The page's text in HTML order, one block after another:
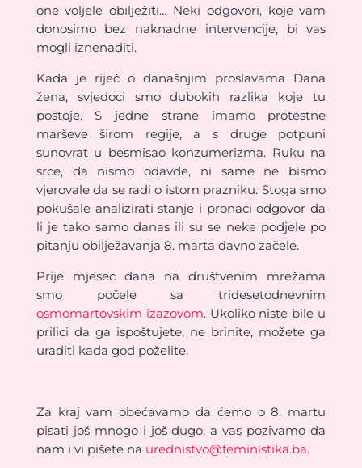
one voljele obilježiti… Neki odgovori, koje vam
donosimo bez naknadne intervencije, bi vas
mogli iznenaditi.
Kada je riječ o današnjim proslavama Dana
žena, svjedoci smo dubokih razlika koje tu
postoje. S jedne strane imamo protestne
marševe širom regije, a s druge potpuni
sunovrat u besmisao konzumerizma. Ruku na
srce, da nismo odavde, ni same ne bismo
vjerovale da se radi o istom prazniku. Stoga smo
pokušale analizirati stanje i pronaći odgovor da
li je tako samo danas ili su se neke podjele po
pitanju obilježavanja 8. marta davno začele.
Prije mjesec dana na društvenim mrežama
smo počele sa tridesetodnevnim
osmomartovskim izazovom. Ukoliko niste bile u
prilici da ga ispoštujete, ne brinite, možete ga
uraditi kada god poželite.
Za kraj vam obećavamo da ćemo o 8. martu
pisati još mnogo i još dugo, a vas pozivamo da
nam i vi pišete na urednistvo@feministika.ba.